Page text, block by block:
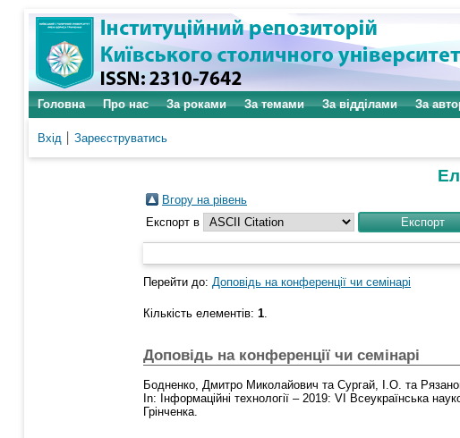
Головна Про нас За роками За темами За відділами За
Вхід Зареєструватись
Вгору на рівень
Експорт в
Перейти до: Доповідь на конференції чи семінарі
Кількість елементів: 1.
Доповідь на конференції чи семінарі
Бодненко, Дмитро Миколайович та Сургай, І.О. та
In: Інформаційні технології – 2019: VІ Всеукраїнська
Грінченка.